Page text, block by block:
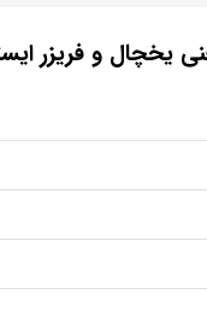
و فریزر ایستکول